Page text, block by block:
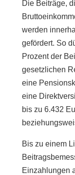
Die Beiträge,
werden
gefördert. So
Prozent der
gesetzlichen
eine
eine
bis zu 6.432
Bis zu einem
Einzahlungen